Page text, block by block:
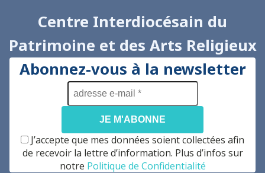
Centre Interdiocésain du
Patrimoine et des Arts Religieux
Abonnez-vous à la newsletter
adresse
e-
mail
*
J’accepte que mes données soient collectées afin
de recevoir la lettre d’information. Plus d’infos sur
notre Politique de Confidentialité